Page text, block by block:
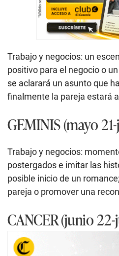
Trabajo y negocios: un
positivo para el negocio o
se aclarará un asunto que
finalmente la pareja estará
GEMINIS (mayo
Trabajo y negocios:
postergados e imitar las
posible inicio de un
pareja o promover una
CANCER (junio